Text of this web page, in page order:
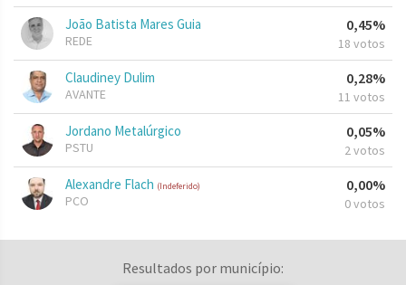
João Batista Mares Guia
REDE
0,45%
18 votos
Claudiney Dulim
AVANTE
0,28%
11 votos
Jordano Metalúrgico
PSTU
0,05%
2 votos
Alexandre Flach (Indeferido)
PCO
0,00%
0 votos
Resultados por município: